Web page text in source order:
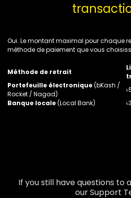
Oui. Le montant maximal pour chaque
méthode de paiement que vous
Méthode de retrait
Portefeuille électronique(bKash /
Rocket / Nagad)
Banque locale(Local Bank)
If you still have questions to
our Support